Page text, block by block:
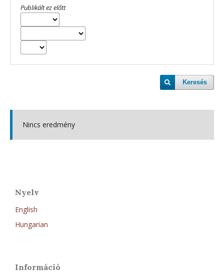
Publikált ez előtt
Keresés
Nincs eredmény
Nyelv
English
Hungarian
Információ